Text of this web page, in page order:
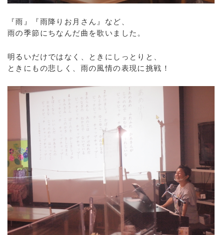
『雨』『雨降りお月さん』など、
雨の季節にちなんだ曲を歌いました。
明るいだけではなく、ときにしっとりと、
ときにもの悲しく、雨の風情の表現に挑戦！